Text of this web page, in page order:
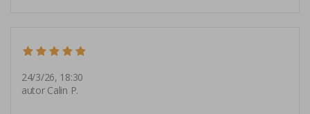
24/3/26, 18:30
autor Calin P.